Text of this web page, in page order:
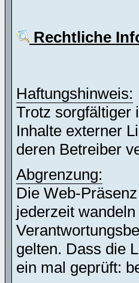
Rechtliche
Haftungshinweis:
Trotz sorgfältiger
Inhalte externer
deren Betreiber
Abgrenzung:
Die Web-
jederzeit
gelten. Dass die
ein mal geprüft: